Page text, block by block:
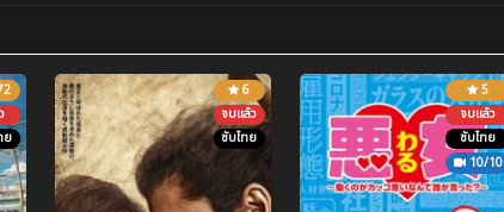
ย
6
จบแล้ว
ซับไทย
5
จบแล้ว
ซับไทย
10/10